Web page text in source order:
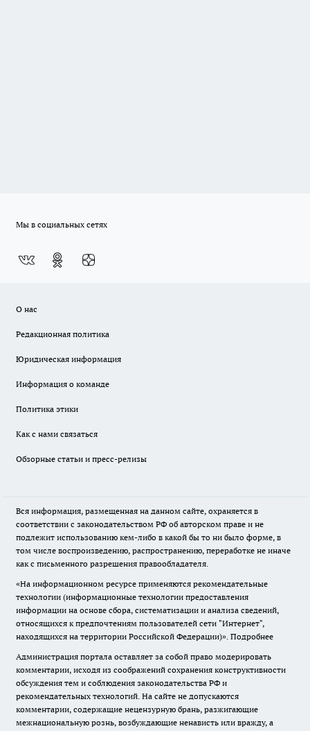
Мы в социальных сетях
О нас
Редакционная политика
Юридическая информация
Информация о команде
Политика этики
Как с нами связаться
Обзорные статьи и пресс-релизы
Вся информация, размещенная на данном сайте, охраняется в
соответствии с законодательством РФ об авторском праве и не
подлежит использованию кем-либо в какой бы то ни было форме, в
том числе воспроизведению, распространению, переработке не иначе
как с письменного разрешения правообладателя.
«На информационном ресурсе применяются рекомендательные
технологии (информационные технологии предоставления
информации на основе сбора, систематизации и анализа сведений,
относящихся к предпочтениям пользователей сети "Интернет",
находящихся на территории Российской Федерации)». Подробнее
Администрация портала оставляет за собой право модерировать
комментарии, исходя из соображений сохранения конструктивности
обсуждения тем и соблюдения законодательства РФ и
рекомендательных технологий. На сайте не допускаются
комментарии, содержащие нецензурную брань, разжигающие
межнациональную рознь, возбуждающие ненависть или вражду, а